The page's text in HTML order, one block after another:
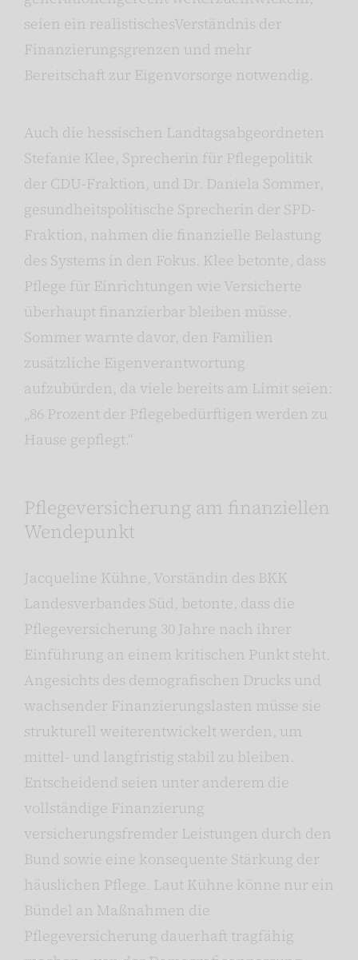
seien ein realistischesVerständnis der
Finanzierungsgrenzen und mehr
Bereitschaft zur Eigenvorsorge notwendig.
Auch die hessischen Landtagsabgeordneten
Stefanie Klee, Sprecherin für Pflegepolitik
der CDU-Fraktion, und Dr. Daniela Sommer,
gesundheitspolitische Sprecherin der SPD-
Fraktion, nahmen die finanzielle Belastung
des Systems in den Fokus. Klee betonte, dass
Pflege für Einrichtungen wie Versicherte
überhaupt finanzierbar bleiben müsse.
Sommer warnte davor, den Familien
zusätzliche Eigenverantwortung
aufzubürden, da viele bereits am Limit seien:
„86 Prozent der Pflegebedürftigen werden zu
Hause gepflegt.“
Pflegeversicherung am finanziellen
Wendepunkt
Jacqueline Kühne, Vorständin des BKK
Landesverbandes Süd, betonte, dass die
Pflegeversicherung 30 Jahre nach ihrer
Einführung an einem kritischen Punkt steht.
Angesichts des demografischen Drucks und
wachsender Finanzierungslasten müsse sie
strukturell weiterentwickelt werden, um
mittel- und langfristig stabil zu bleiben.
Entscheidend seien unter anderem die
vollständige Finanzierung
versicherungsfremder Leistungen durch den
Bund sowie eine konsequente Stärkung der
häuslichen Pflege. Laut Kühne könne nur ein
Bündel an Maßnahmen die
Pflegeversicherung dauerhaft tragfähig